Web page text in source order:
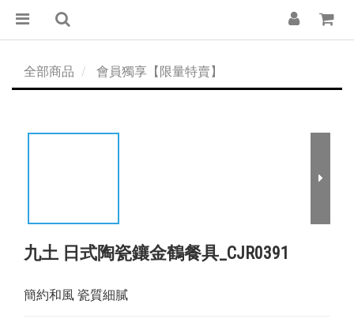
全部商品 會員獨享【限量特賣】
九土 日式陶瓷鑲金鶴餐具_CJR0391
簡約和風 瓷質細膩